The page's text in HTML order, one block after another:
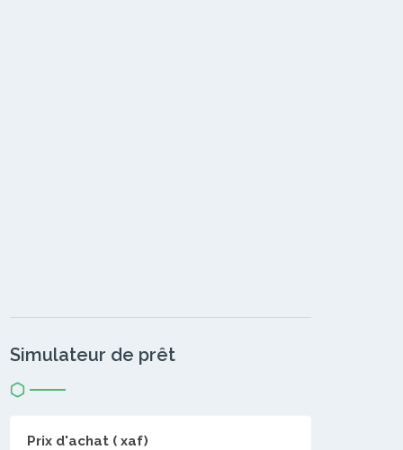
Simulateur de prêt
Prix d'achat ( xaf)